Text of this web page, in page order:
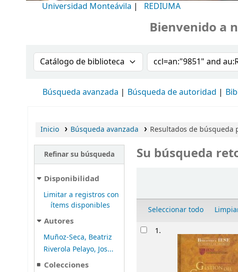
Universidad Monteávila | REDIUMA
Bienvenido a
Buscar en el catálogo por:Buscar en el
Búsqueda avanzada Búsqueda de autoridad
Inicio Búsqueda avanzada Resultados de búsqueda
Refinar su búsqueda
Disponibilidad
Limitar a registros con
ítems disponibles
Autores
Muñoz-Seca, Beatriz
Riverola Pelayo, Jos...
Colecciones
Su búsqueda
Seleccionar todo
Resultados
1.